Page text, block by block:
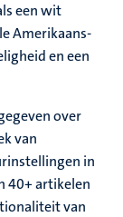
een wit
Amerikaans-
en een
over
van
in
40+ artikelen
van